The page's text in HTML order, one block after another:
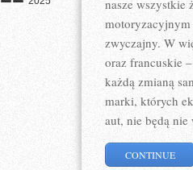
nasze wszystkie
motoryzacyjnym
zwyczajny. W
oraz francuskie
każdą zmianą
marki, których
aut, nie będą
CONTINUE